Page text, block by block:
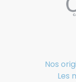
Nos
Les